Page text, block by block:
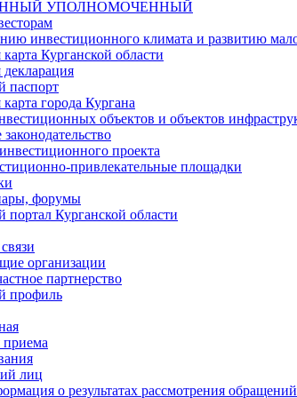
УПОЛНОМОЧЕННЫЙ
инвестиционного климата и развитию
Курганской области
паспорт
города Кургана
объектов и объектов
проекта
привлекательные площадки
форумы
Курганской области
организации
партнерство
профиль
лиц
о результатах рассмотрения